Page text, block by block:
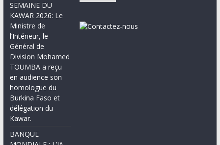
SEMAINE DU
KAWAR 2026: Le
Ministre de
l’Intérieur, le
Général de
Division Mohamed
TOUMBA a reçu
en audience son
homologue du
Burkina Faso et
délégation du
Kawar.
BANQUE